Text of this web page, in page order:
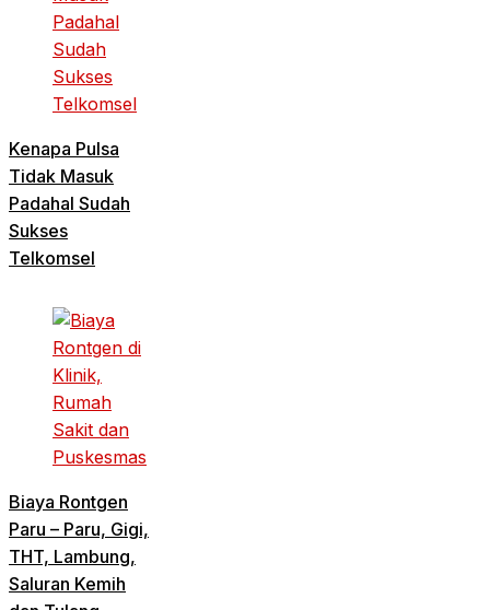
Kenapa Pulsa
Tidak Masuk
Padahal Sudah
Sukses
Telkomsel
Biaya Rontgen
Paru – Paru, Gigi,
THT, Lambung,
Saluran Kemih